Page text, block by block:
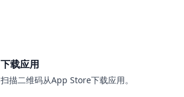
下载应用
扫描二维码从App Store下载应用。